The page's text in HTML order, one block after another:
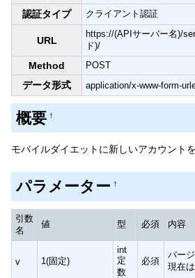
認証タイプ クライアント認証
URL
https://(APIサーバー名)/
ド)/
Method POST
データ形式 application/x-www-form-
概要 †
モバイルダイエットに新しいアカウントを
パラメーター †
引数
名
値 型 必須 内容
v 1(固定)
int
定
数
必須
バー
現在